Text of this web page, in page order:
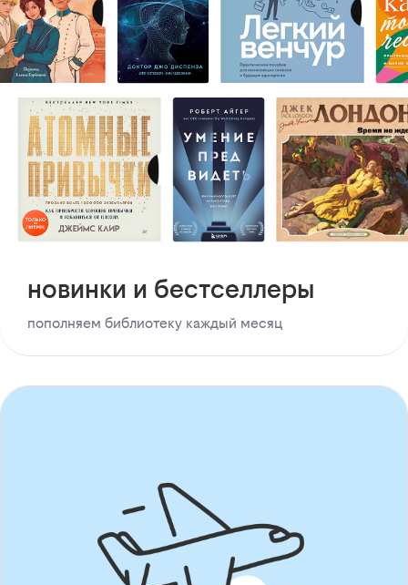
новинки и бестселлеры
пополняем библиотеку каждый месяц